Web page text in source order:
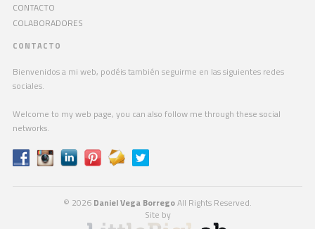
CONTACTO
COLABORADORES
CONTACTO
Bienvenidos a mi web, podéis también seguirme en las siguientes redes
sociales.
Welcome to my web page, you can also follow me through these social
networks.
© 2026 Daniel Vega BorregoAll Rights Reserved.
Site by